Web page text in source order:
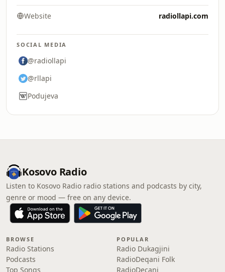
Website radiollapi.com
SOCIAL MEDIA
@radiollapi
@rllapi
Podujeva
Kosovo Radio
Listen to Kosovo Radio radio stations and podcasts by city,
genre or mood — free on any device.
BROWSE
Radio Stations
Podcasts
Top Songs
POPULAR
Radio Dukagjini
RadioDeqani Folk
RadioDeçani